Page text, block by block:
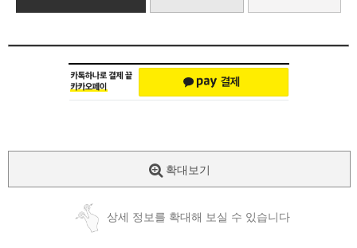
확대보기
상세 정보를 확대해 보실 수 있습니다